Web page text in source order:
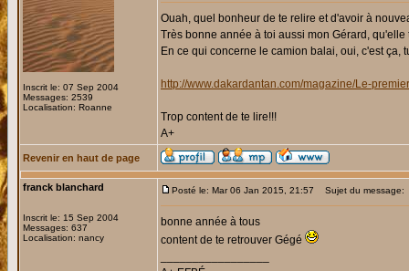
Inscrit le: 07 Sep 2004
Messages: 2539
Localisation: Roanne
Ouah, quel bonheur de te relire et d'avoir à
Très bonne année à toi aussi mon Gérard,
En ce qui concerne le camion balai, oui, c'est
http://www.dakardantan.com/magazine/Le-
Trop content de te lire!!!
A+
Revenir en haut de page
franck blanchard
Inscrit le: 15 Sep 2004
Messages: 637
Localisation: nancy
Posté le: Mar 06 Jan 2015, 21:57 Sujet du message:
bonne année à tous
content de te retrouver Gégé